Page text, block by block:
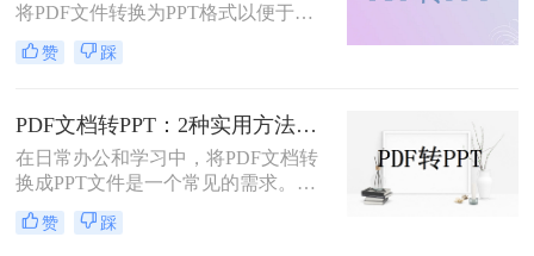
将PDF文件转换为PPT格式以便于演
示或编辑。那么怎么免费把pdf转换成
ppt呢？本文将详细介绍几种免费的方
赞 踩
PDF文档转PPT：2种实用方法的关键参数和输出对比！
在日常办公和学习中，将PDF文档转
换成PPT文件是一个常见的需求。
PDF文件因其跨平台性和格式稳定性
而广受欢迎，但在某些情况下，我们
赞 踩